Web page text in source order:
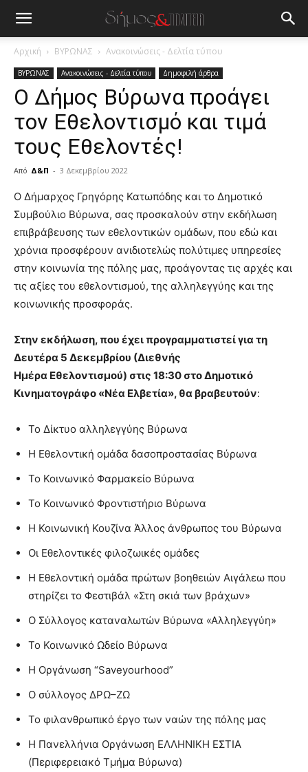
Αρχική ΒΥΡΩΝΑΣ Ανακοινώσεις - Δελτία τύπου
ΒΥΡΩΝΑΣ Ανακοινώσεις - Δελτία τύπου Δημοφιλή άρθρα
Ο Δήμος Βύρωνα προάγει
τον Εθελοντισμό και τιμά
τους Εθελοντές!
Από Δ&Π - 3 Δεκεμβρίου 2022
blonde
lesbians
very
hot
cam
show. desi
xxx
lyons
you
the
meaning
of
pain.
hd
Ο Δήμαρχος Γρηγόρης Κατωπόδης και το Δημοτικό
Συμβούλιο Βύρωνα, σας προσκαλούν στην εκδήλωση
επιβράβευσης των εθελοντικών ομάδων, που εδώ και
χρόνια προσφέρουν ανιδιοτελώς πολύτιμες υπηρεσίες
στην κοινωνία της πόλης μας, προάγοντας τις αρχές και
τις αξίες του εθελοντισμού, της αλληλεγγύης και της
κοινωνικής προσφοράς.
Στην εκδήλωση, που έχει προγραμματιστεί για τη
Δευτέρα 5 Δεκεμβρίου (Διεθνής
Ημέρα Εθελοντισμού) στις 18:30 στο Δημοτικό
Κινηματογράφο «Νέα Ελβετία», θα βραβευτούν:
Το Δίκτυο αλληλεγγύης Βύρωνα
Η Εθελοντική ομάδα δασοπροστασίας Βύρωνα
Το Κοινωνικό Φαρμακείο Βύρωνα
Το Κοινωνικό Φροντιστήριο Βύρωνα
Η Κοινωνική Κουζίνα Άλλος άνθρωπος του Βύρωνα
Οι Εθελοντικές φιλοζωικές ομάδες
Η Εθελοντική ομάδα πρώτων βοηθειών Αιγάλεω που
στηρίζει το Φεστιβάλ «Στη σκιά των βράχων»
Ο Σύλλογος καταναλωτών Βύρωνα «Αλληλεγγύη»
Το Κοινωνικό Ωδείο Βύρωνα
Η Οργάνωση “Saveyourhood”
Ο σύλλογος ΔΡΩ–ΖΩ
Το φιλανθρωπικό έργο των ναών της πόλης μας
Η Πανελλήνια Οργάνωση ΕΛΛΗΝΙΚΗ ΕΣΤΙΑ
(Περιφερειακό Τμήμα Βύρωνα)